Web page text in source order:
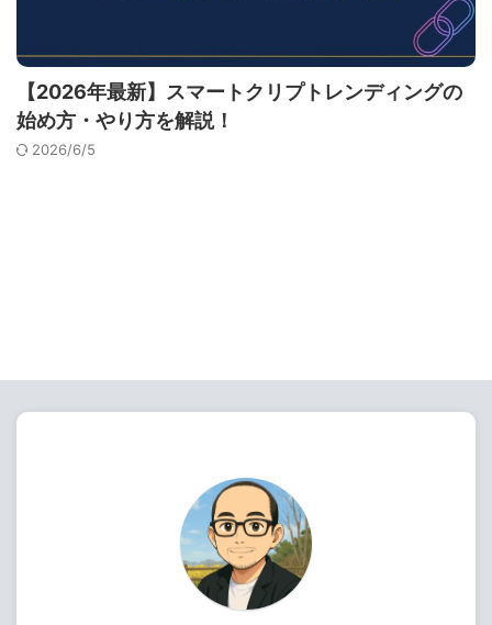
【2026年最新】スマートクリプトレンディングの
始め方・やり方を解説！
2026/6/5